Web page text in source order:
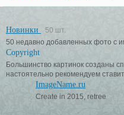
Новинки
50 шт.
50 недавно добавленных фото с
Copyright
Большинство картинок созданы
настоятельно рекомендуем
ImageName.ru
Create in 2015, retree